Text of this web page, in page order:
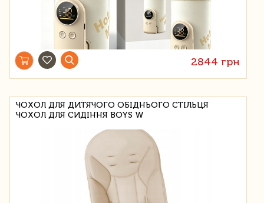
2844 грн
ЧОХОЛ ДЛЯ ДИТЯЧОГО ОБІДНЬОГО СТІЛЬЦЯ
ЧОХОЛ ДЛЯ СИДІННЯ BOYS W